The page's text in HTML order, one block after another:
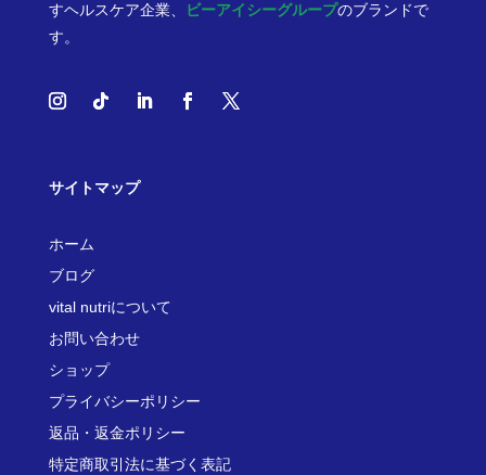
すヘルスケア企業、
ビーアイシーグループのブランドで
す。
サイトマップ
ホーム
ブログ
vital nutriについて
お問い合わせ
ショップ
プライバシーポリシー
返品・返金ポリシー
特定商取引法に基づく表記